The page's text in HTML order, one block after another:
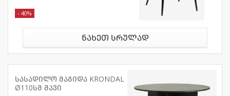
- 40%
ნახეთ სრულად
სასადილო მაგიდა KRONDAL
Ø110სმ შავი